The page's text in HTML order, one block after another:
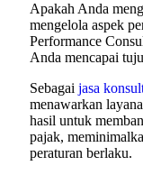
Apakah Anda
mengelola aspek
Performance
Anda mencapai
Sebagai jasa
menawarkan
hasil untuk
pajak,
peraturan berlaku.